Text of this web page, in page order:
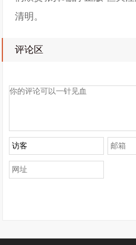
清明。
评论区